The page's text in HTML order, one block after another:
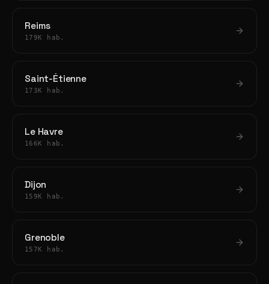
Reims
179K hab.
Saint-Étienne
173K hab.
Le Havre
166K hab.
Dijon
159K hab.
Grenoble
157K hab.